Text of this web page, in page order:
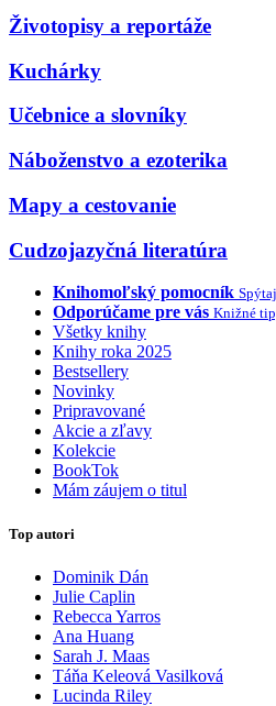
Životopisy a reportáže
Kuchárky
Učebnice a slovníky
Náboženstvo a ezoterika
Mapy a cestovanie
Cudzojazyčná literatúra
Knihomoľský pomocník
Odporúčame pre vás Knižné
Všetky knihy
Knihy roka 2025
Bestsellery
Novinky
Pripravované
Akcie a zľavy
Kolekcie
BookTok
Mám záujem o titul
Top autori
Dominik Dán
Julie Caplin
Rebecca Yarros
Ana Huang
Sarah J. Maas
Táňa Keleová Vasilková
Lucinda Riley